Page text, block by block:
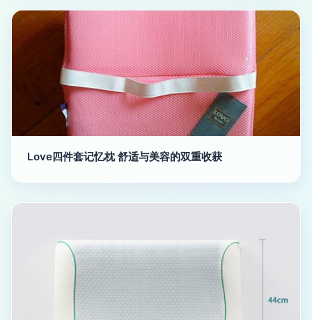
Love四件套记忆枕 舒适与美容的双重收获